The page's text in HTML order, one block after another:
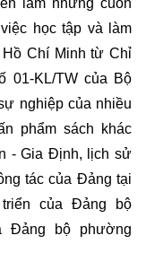
lãm những cuốn
học tập và làm
Chí Minh từ Chỉ
01-KL/TW của Bộ
nghiệp của nhiều
phẩm sách khác
- Gia Định, lịch sử
tác của Đảng tại
của Đảng bộ
Đảng bộ phường